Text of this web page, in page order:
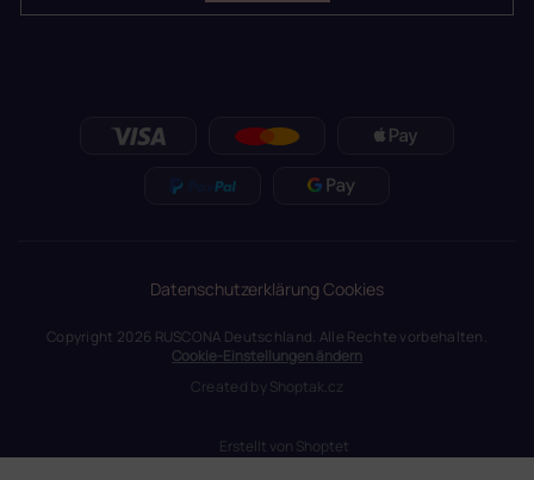
DatenschutzerklärungCookies
Erstellt von Shoptet
Copyright 2026 RUSCONA Deutschland. Alle Rechte vorbehalten.
Cookie-Einstellungen ändern
Created byShoptak.cz